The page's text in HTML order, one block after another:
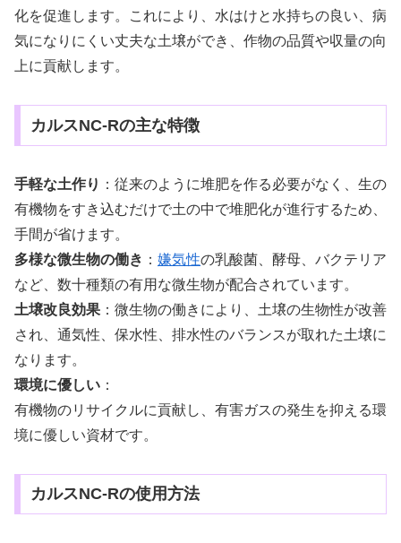
化を促進します。
これにより、水はけと水持ちの良い、病
気になりにくい丈夫な土壌ができ、作物の品質や収量の向
上に貢献します。
カルスNC-Rの主な特徴
手軽な土作り ： 従来のように堆肥を作る必要がなく、生の
有機物をすき込むだけで土の中で堆肥化が進行するため、
手間が省けます。
多様な微生物の働き ： 嫌気性の乳酸菌、酵母、バクテリア
など、数十種類の有用な微生物が配合されています。
土壌改良効果 ：微生物の働きにより、土壌の生物性が改善
され、通気性、保水性、排水性のバランスが取れた土壌に
なります。
環境に優しい ：
有機物のリサイクルに貢献し、有害ガスの発生を抑える環
境に優しい資材です。
カルスNC-Rの使用方法